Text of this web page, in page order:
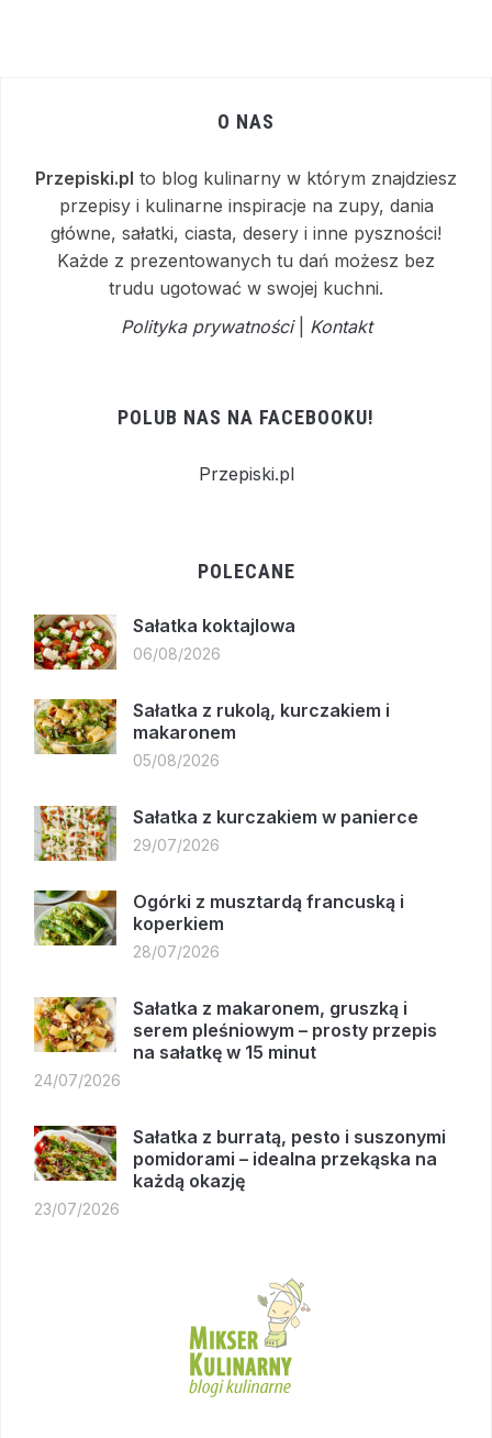
O NAS
Przepiski.pl to blog kulinarny w którym znajdziesz
przepisy i kulinarne inspiracje na zupy, dania
główne, sałatki, ciasta, desery i inne pyszności!
Każde z prezentowanych tu dań możesz bez
trudu ugotować w swojej kuchni.
Polityka prywatności| Kontakt
POLUB NAS NA FACEBOOKU!
Przepiski.pl
POLECANE
Sałatka koktajlowa
06/08/2026
Sałatka z rukolą, kurczakiem i
makaronem
05/08/2026
Sałatka z kurczakiem w panierce
29/07/2026
Ogórki z musztardą francuską i
koperkiem
28/07/2026
Sałatka z makaronem, gruszką i
serem pleśniowym – prosty przepis
na sałatkę w 15 minut
24/07/2026
Sałatka z burratą, pesto i suszonymi
pomidorami – idealna przekąska na
każdą okazję
23/07/2026